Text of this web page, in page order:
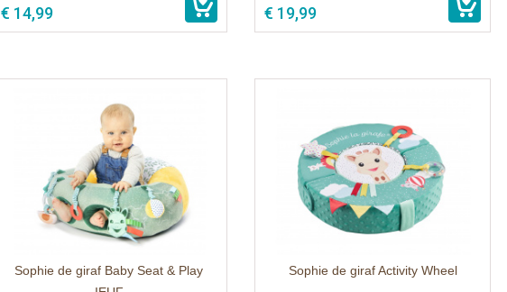
€ 14,99 € 19,99
Sophie de giraf Baby Seat & Play
Sophie de giraf Activity Wheel